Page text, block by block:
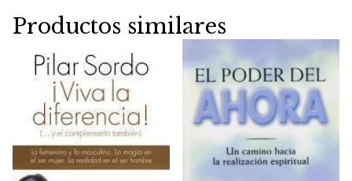
Productos similares